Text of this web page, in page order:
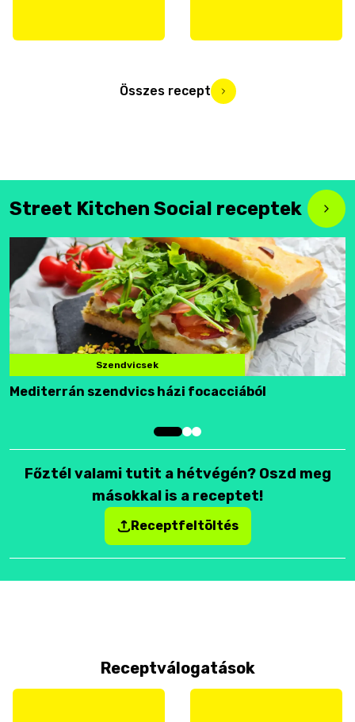
Összes recept
Street Kitchen Social receptek
Szendvicsek
Mediterrán szendvics házi focacciából
Főztél valami tutit a hétvégén? Oszd meg
másokkal is a receptet!
Receptfeltöltés
Receptválogatások